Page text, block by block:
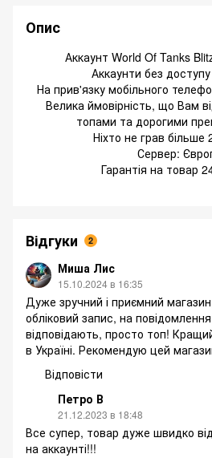
Опис
Аккаунт World Of Tanks
Аккаунти без
На прив'язку мобільного
Велика ймовірність, що Вам
топами та дорогими
Ніхто не грав більше
Сервер:
Гарантія на товар
Відгуки 2
Миша Лис
15.10.2024 в 16:35
Дуже зручний і приємний
обліковий запис, на
відповідають, просто топ!
в Україні. Рекомендую цей
Відповісти
Петро В
21.12.2023 в 18:48
Все супер, товар дуже швидко
на аккаунті!!!